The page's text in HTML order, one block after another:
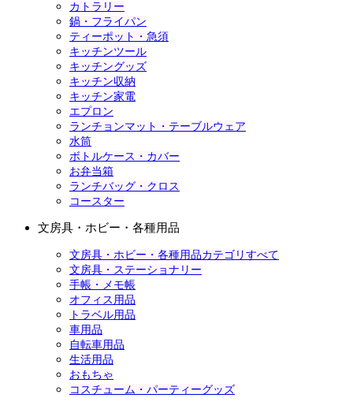
カトラリー
鍋・フライパン
ティーポット・急須
キッチンツール
キッチングッズ
キッチン収納
キッチン家電
エプロン
ランチョンマット・テーブルウェア
水筒
ボトルケース・カバー
お弁当箱
ランチバッグ・クロス
コースター
文房具・ホビー・各種用品
文房具・ホビー・各種用品カテゴリすべて
文房具・ステーショナリー
手帳・メモ帳
オフィス用品
トラベル用品
車用品
自転車用品
生活用品
おもちゃ
コスチューム・パーティーグッズ